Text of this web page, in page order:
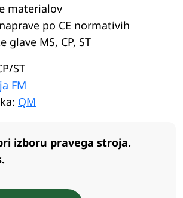
materialov
po CE normativih
glave MS, CP, ST
ST
FM
QM
izboru pravega stroja.